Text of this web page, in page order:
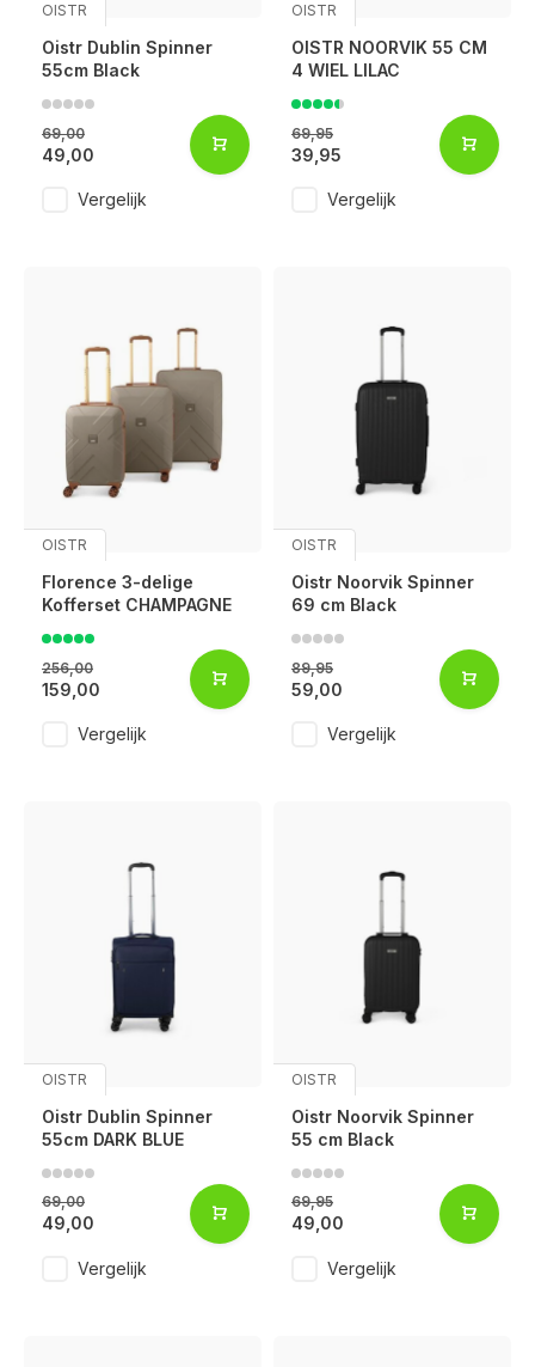
OISTR
Oistr Dublin Spinner
55cm Black
69,00
49,00
Vergelijk
OISTR
OISTR NOORVIK 55 CM
4 WIEL LILAC
69,95
39,95
Vergelijk
OISTR
Florence 3-delige
Kofferset CHAMPAGNE
256,00
159,00
Vergelijk
OISTR
Oistr Noorvik Spinner
69 cm Black
89,95
59,00
Vergelijk
OISTR
Oistr Dublin Spinner
55cm DARK BLUE
69,00
49,00
Vergelijk
OISTR
Oistr Noorvik Spinner
55 cm Black
69,95
49,00
Vergelijk